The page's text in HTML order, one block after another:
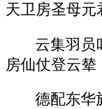
天卫房圣母元
云集羽员
房仙仗登云辇
德配东华